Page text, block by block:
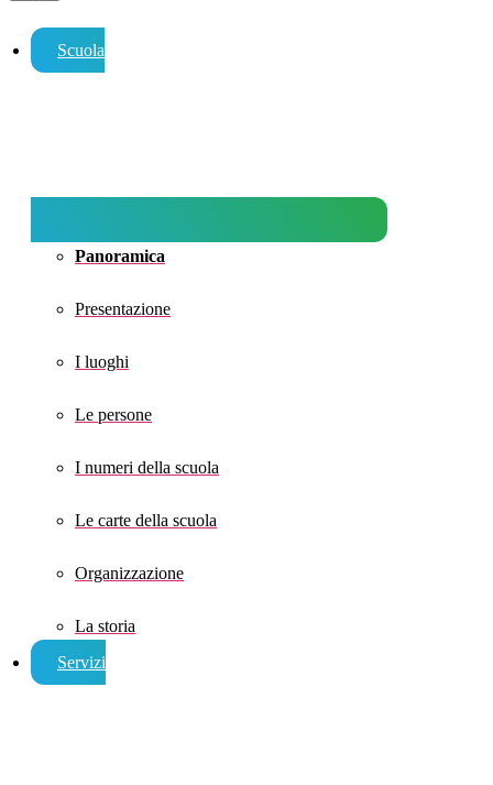
Scuola
Panoramica
Presentazione
I luoghi
Le persone
I numeri della scuola
Le carte della scuola
Organizzazione
La storia
Servizi